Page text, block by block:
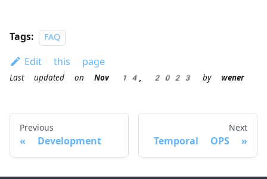
Tags: FAQ
Edit this page
Last updated on Nov 14, 2023 by wener
Previous
Development
Next
Temporal OPS